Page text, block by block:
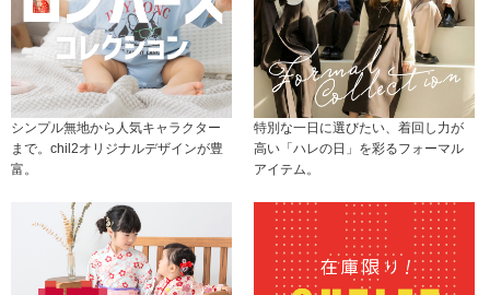
シンプル無地から人気キャラクター
まで。chil2オリジナルデザインが豊
富。
特別な一日に選びたい、着回し力が
高い「ハレの日」を彩るフォーマル
アイテム。